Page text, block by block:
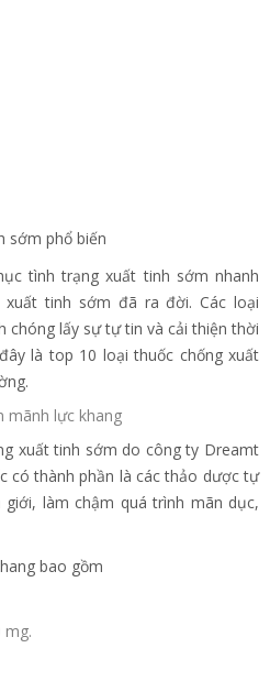
sớm phổ biến
tình trạng xuất tinh sớm nhanh
xuất tinh sớm đã ra đời. Các loại
chóng lấy sự tự tin và cải thiện thời
là top 10 loại thuốc chống xuất
mãnh lực khang
xuất tinh sớm do công ty Dreamt
có thành phần là các thảo dược tự
làm chậm quá trình mãn dục,
bao gồm
mg.